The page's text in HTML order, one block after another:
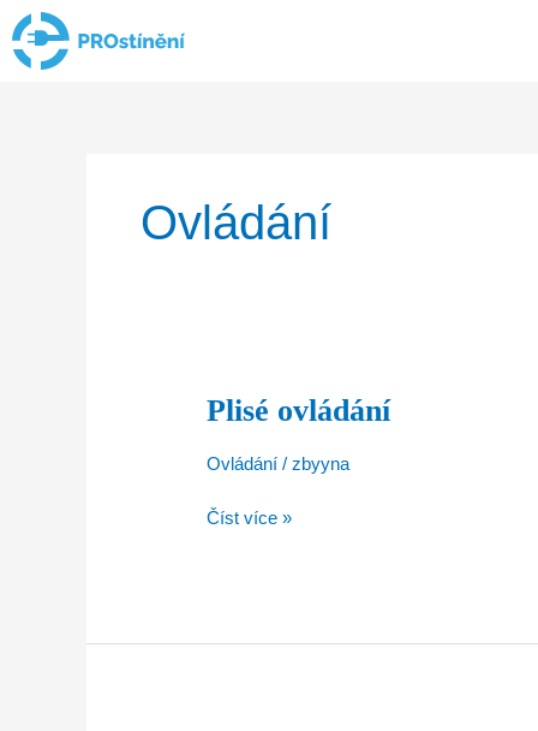
Přeskočit
na
obsah
Ovládání
Plisé ovládání
Ovládání /zbyyna
Plisé
Číst více »